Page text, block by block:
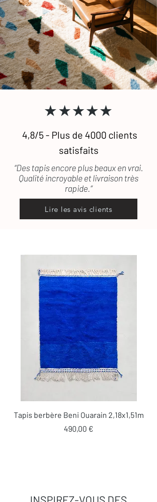
★★★★★
4,8/5 - Plus de 4000 clients
satisfaits
“Des tapis encore plus beaux en vrai.
Qualité incroyable et livraison très
rapide.”
Lire les avis clients
Tapis berbère Beni Ouarain 2,18x1,51m
Prix
490,00 €